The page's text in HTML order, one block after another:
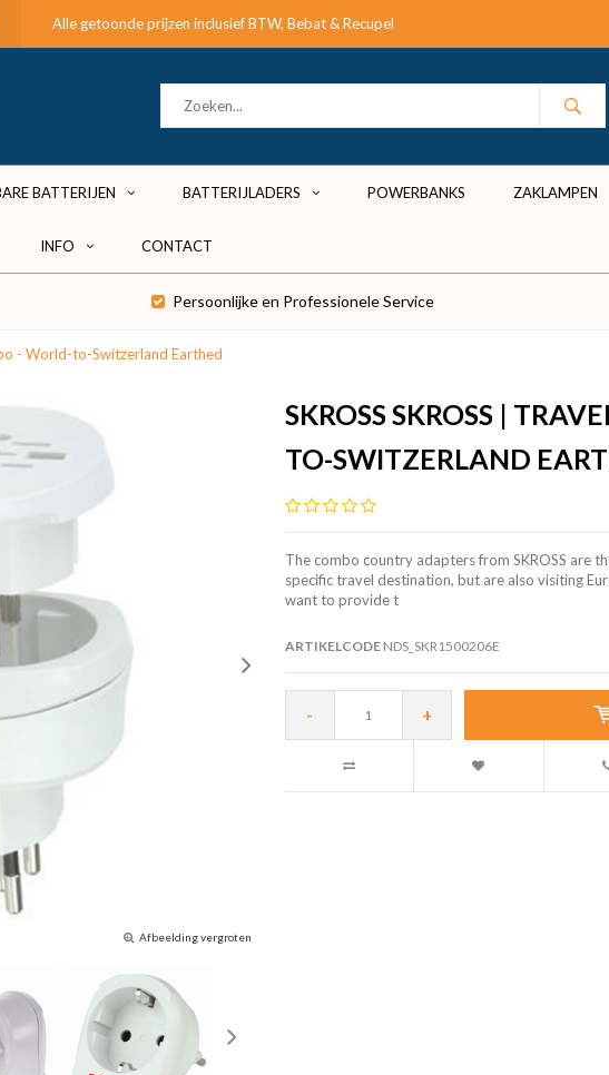
Alle getoonde prijzen inclusief BTW, Bebat & Recupel
BATTERIJEN BATTERIJLADERS POWERBANKS ZAKLAMPEN
INFO CONTACT
Persoonlijke en Professionele Service
- World-to-Switzerland Earthed
Afbeelding vergroten
SKROSS SKROSS |
TO-SWITZERLAND
The combo country adapters from SKROSS are
specific travel destination, but are also visiting
want to provide t
ARTIKELCODENDS_SKR1500206E
- +